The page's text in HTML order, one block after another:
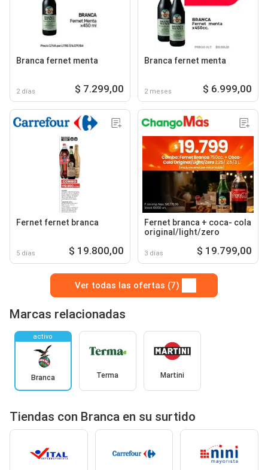
Branca fernet menta
2 días $ 7.299,00
Branca fernet menta
2 meses $ 6.999,00
Fernet fernet branca
5 días $ 19.800,00
Fernet branca + coca- cola
original/light/zero
3 días $ 19.799,00
Ver todas las ofertas (7)
Marcas relacionadas
activo
Branca Terma Martini
Tiendas con Branca en su surtido